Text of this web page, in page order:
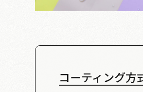
コーティング方